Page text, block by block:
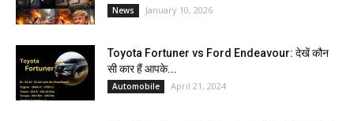
News January 10, 2026
Toyota Fortuner vs Ford Endeavour: देखें कौन
सी कार हैं आपके...
Automobile April 21, 2024